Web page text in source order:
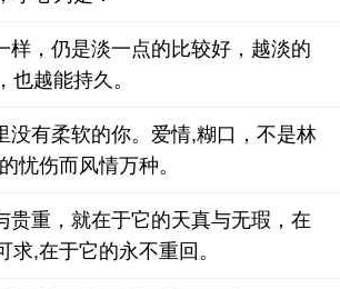
样，仍是淡一点的比较好，越淡的
也越能持久。
没有柔软的你。爱情,糊口，不是林
忧伤而风情万种。
贵重，就在于它的天真与无瑕，在
求,在于它的永不重回。